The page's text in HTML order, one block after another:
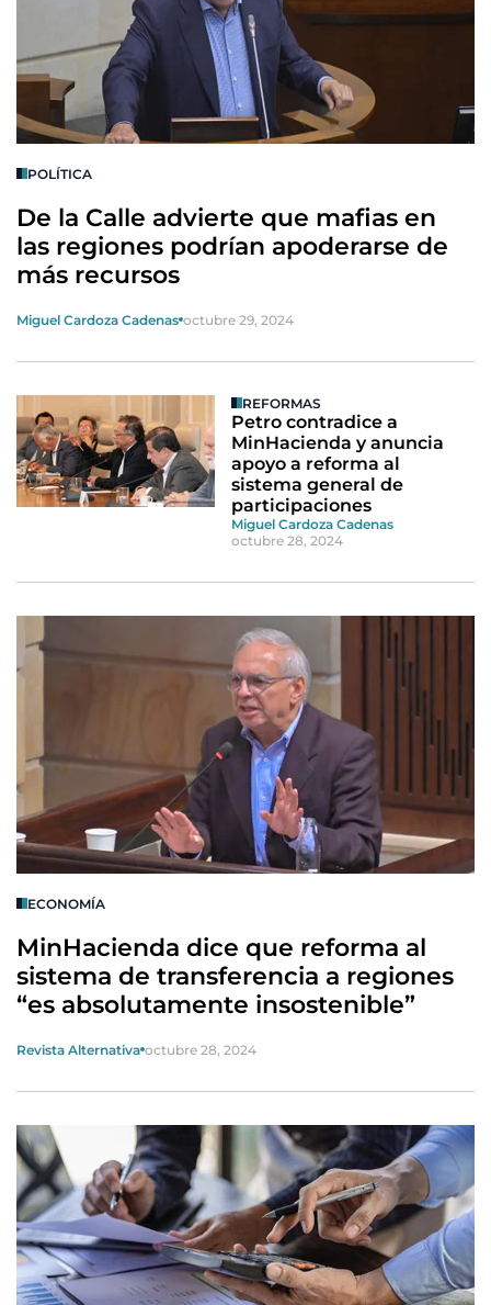
POLÍTICA
De la Calle advierte que mafias en
las regiones podrían apoderarse de
más recursos
Miguel Cardoza Cadenas octubre 29, 2024
REFORMAS
Petro contradice a
MinHacienda y anuncia
apoyo a reforma al
sistema general de
participaciones
Miguel Cardoza Cadenas
octubre 28, 2024
ECONOMÍA
MinHacienda dice que reforma al
sistema de transferencia a regiones
“es absolutamente insostenible”
Revista Alternativa octubre 28, 2024